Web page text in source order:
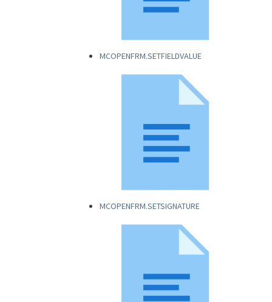
MCOPENFRM.SETFIELDVALUE
MCOPENFRM.SETSIGNATURE